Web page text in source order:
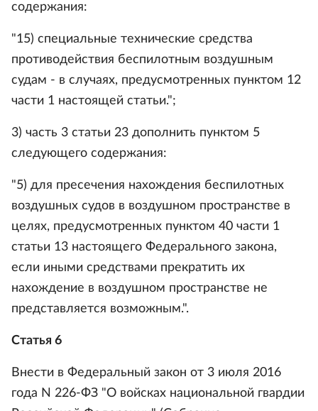
содержания:
"15) специальные технические средства
противодействия беспилотным воздушным
судам - в случаях, предусмотренных пунктом 12
части 1 настоящей статьи.";
3) часть 3 статьи 23 дополнить пунктом 5
следующего содержания:
"5) для пресечения нахождения беспилотных
воздушных судов в воздушном пространстве в
целях, предусмотренных пунктом 40 части 1
статьи 13 настоящего Федерального закона,
если иными средствами прекратить их
нахождение в воздушном пространстве не
представляется возможным.".
Статья 6
Внести в Федеральный закон от 3 июля 2016
года N 226-ФЗ "О войсках национальной гвардии